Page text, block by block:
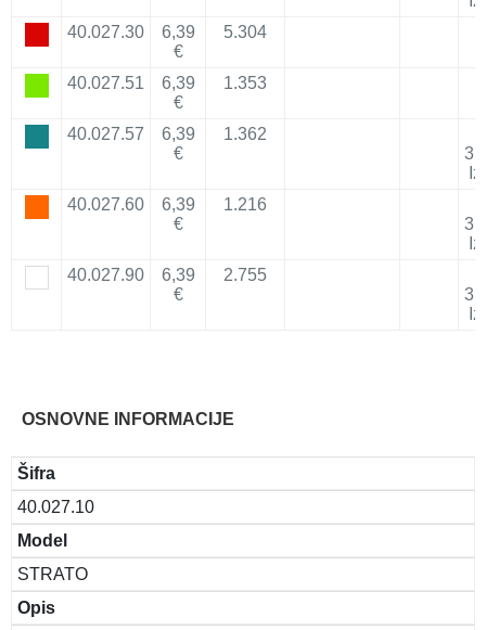
40.027.30
6,39
€
5.304
40.027.51
6,39
€
1.353
40.027.57
6,39
€
1.362
40.027.60
6,39
€
1.216
40.027.90
6,39
€
2.755
OSNOVNE INFORMACIJE
Šifra
40.027.10
Model
STRATO
Opis